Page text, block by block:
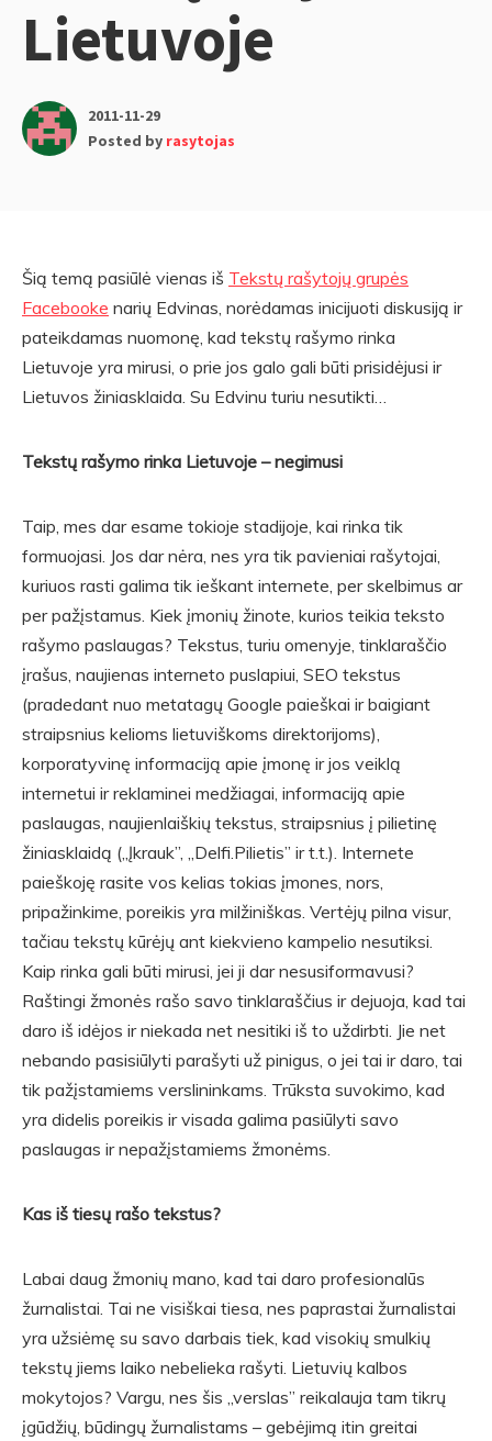
Lietuvoje
2011-11-29
Posted by rasytojas
Šią temą pasiūlė vienas iš Tekstų rašytojų grupės
Facebooke narių Edvinas, norėdamas inicijuoti diskusiją ir
pateikdamas nuomonę, kad tekstų rašymo rinka
Lietuvoje yra mirusi, o prie jos galo gali būti prisidėjusi ir
Lietuvos žiniasklaida. Su Edvinu turiu nesutikti…
Tekstų rašymo rinka Lietuvoje – negimusi
Taip, mes dar esame tokioje stadijoje, kai rinka tik
formuojasi. Jos dar nėra, nes yra tik pavieniai rašytojai,
kuriuos rasti galima tik ieškant internete, per skelbimus ar
per pažįstamus. Kiek įmonių žinote, kurios teikia teksto
rašymo paslaugas? Tekstus, turiu omenyje, tinklaraščio
įrašus, naujienas interneto puslapiui, SEO tekstus
(pradedant nuo metatagų Google paieškai ir baigiant
straipsnius kelioms lietuviškoms direktorijoms),
korporatyvinę informaciją apie įmonę ir jos veiklą
internetui ir reklaminei medžiagai, informaciją apie
paslaugas, naujienlaiškių tekstus, straipsnius į pilietinę
žiniasklaidą („Įkrauk”, „Delfi.Pilietis” ir t.t.). Internete
paieškoję rasite vos kelias tokias įmones, nors,
pripažinkime, poreikis yra milžiniškas. Vertėjų pilna visur,
tačiau tekstų kūrėjų ant kiekvieno kampelio nesutiksi.
Kaip rinka gali būti mirusi, jei ji dar nesusiformavusi?
Raštingi žmonės rašo savo tinklaraščius ir dejuoja, kad tai
daro iš idėjos ir niekada net nesitiki iš to uždirbti. Jie net
nebando pasisiūlyti parašyti už pinigus, o jei tai ir daro, tai
tik pažįstamiems verslininkams. Trūksta suvokimo, kad
yra didelis poreikis ir visada galima pasiūlyti savo
paslaugas ir nepažįstamiems žmonėms.
Kas iš tiesų rašo tekstus?
Labai daug žmonių mano, kad tai daro profesionalūs
žurnalistai. Tai ne visiškai tiesa, nes paprastai žurnalistai
yra užsiėmę su savo darbais tiek, kad visokių smulkių
tekstų jiems laiko nebelieka rašyti. Lietuvių kalbos
mokytojos? Vargu, nes šis „verslas” reikalauja tam tikrų
įgūdžių, būdingų žurnalistams – gebėjimą itin greitai